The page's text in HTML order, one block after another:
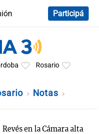
Participá
Rosario
Notas
Revés en la Cámara alta